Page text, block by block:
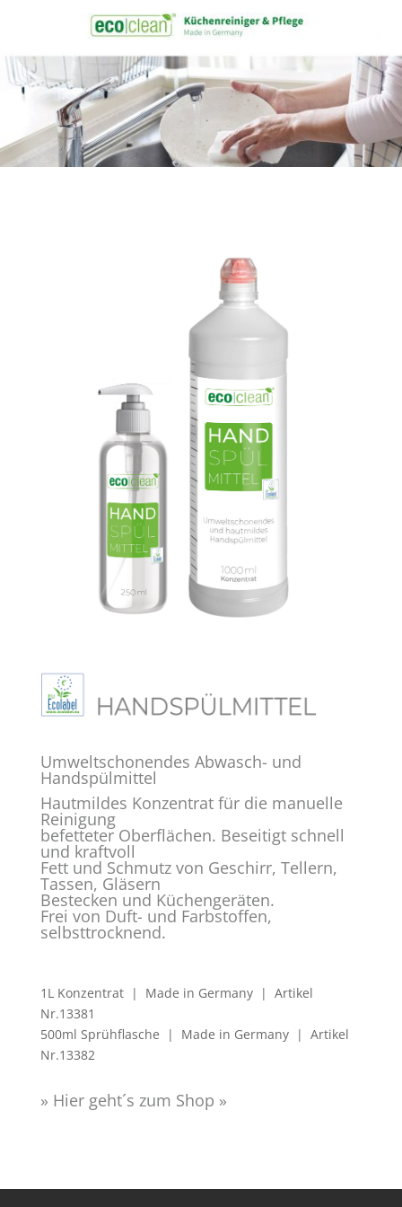
Umweltschonendes Abwasch- und
Handspülmittel
Hautmildes Konzentrat für die manuelle
Reinigung
befetteter Oberflächen. Beseitigt schnell
und kraftvoll
Fett und Schmutz von Geschirr, Tellern,
Tassen, Gläsern
Bestecken und Küchengeräten.
Frei von Duft- und Farbstoffen,
selbsttrocknend.
1L Konzentrat | Made in Germany | Artikel
Nr.13381
500ml Sprühflasche | Made in Germany | Artikel
Nr.13382
» Hier geht´s zum Shop »